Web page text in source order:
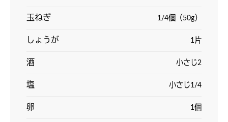
️玉ねぎ 1/4個（50g）
️しょうが 1片
酒 小さじ2
塩 小さじ1/4
卵 1個